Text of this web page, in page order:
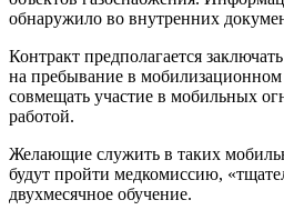
обнаружило во внутренних
Контракт предполагается
на пребывание в мобилизационном
совмещать участие в мобильных
работой.
Желающие служить в таких
будут пройти медкомиссию,
двухмесячное обучение.